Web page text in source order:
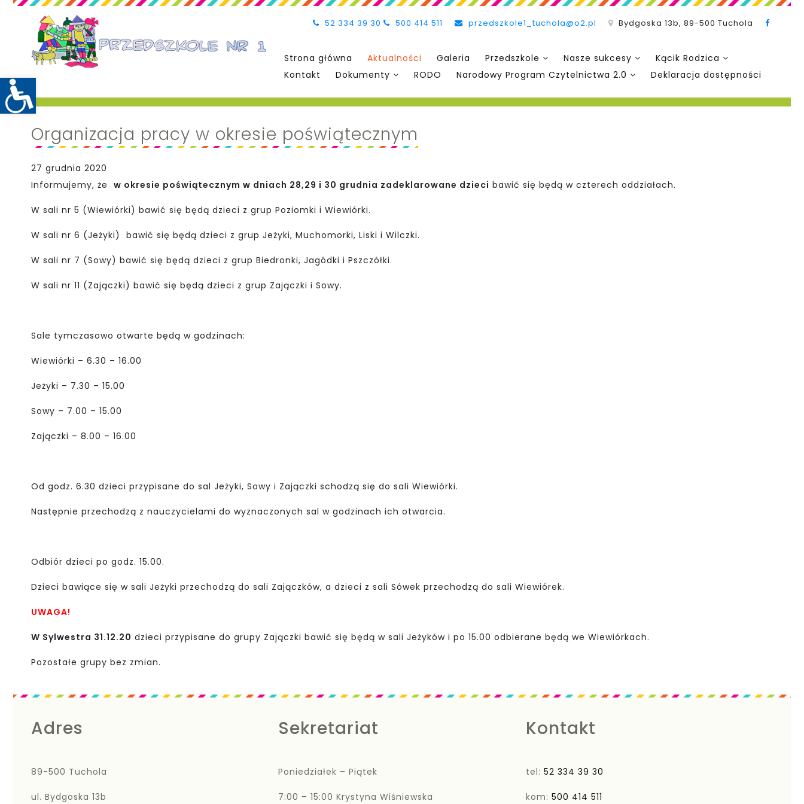
52 334 39 30 500 414 511 przedszkole1_tuchola@o2.pl Bydgoska 13b, 89-500 Tuchola
Strona główna Aktualności Galeria Przedszkole Nasze sukcesy
Kącik Rodzica
Kontakt
Dokumenty RODO Narodowy Program Czytelnictwa 2.0 Deklaracja dostępności
Organizacja pracy w okresie poświątecznym
27 grudnia 2020
Informujemy, że w okresie poświątecznym w dniach 28,29 i 30 grudnia zadeklarowane dzieci bawić się będą w czterech oddziałach.
W sali nr 5 (Wiewiórki) bawić się będą dzieci z grup Poziomki i Wiewiórki.
W sali nr 6 (Jeżyki) bawić się będą dzieci z grup Jeżyki, Muchomorki, Liski i Wilczki.
W sali nr 7 (Sowy) bawić się będą dzieci z grup Biedronki, Jagódki i Pszczółki.
W sali nr 11 (Zajączki) bawić się będą dzieci z grup Zajączki i Sowy.
Sale tymczasowo otwarte będą w godzinach:
Wiewiórki – 6.30 – 16.00
Jeżyki – 7.30 – 15.00
Sowy – 7.00 – 15.00
Zajączki – 8.00 – 16.00
Od godz. 6.30 dzieci przypisane do sal Jeżyki, Sowy i Zajączki schodzą się do sali Wiewiórki.
Następnie przechodzą z nauczycielami do wyznaczonych sal w godzinach ich otwarcia.
Odbiór dzieci po godz. 15.00.
Dzieci bawiące się w sali Jeżyki przechodzą do sali Zajączków, a dzieci z sali Sówek przechodzą do sali Wiewiórek.
UWAGA!
W Sylwestra 31.12.20 dzieci przypisane do grupy Zajączki bawić się będą w sali Jeżyków i po 15.00 odbierane będą we Wiewiórkach.
Pozostałe grupy bez zmian.
Adres
89-500 Tuchola
ul. Bydgoska 13b
Sekretariat
Poniedziałek – Piątek
7:00 – 15:00 Krystyna Wiśniewska
Kontakt
tel: 52 334 39 30
kom: 500 414 511